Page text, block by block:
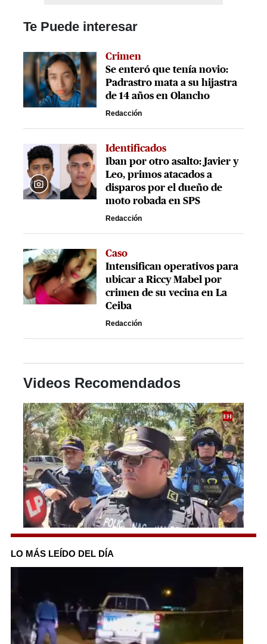
Te Puede interesar
Crimen
Se enteró que tenía novio:
Padrastro mata a su hijastra
de 14 años en Olancho
Redacción
Identificados
Iban por otro asalto: Javier y
Leo, primos atacados a
disparos por el dueño de
moto robada en SPS
Redacción
Caso
Intensifican operativos para
ubicar a Riccy Mabel por
crimen de su vecina en La
Ceiba
Redacción
Videos Recomendados
0
of
6
minutes,
LO MÁS LEÍDO DEL DÍA